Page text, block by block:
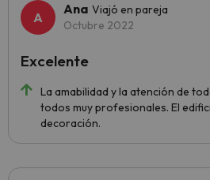
Ana Viajó en pareja
Octubre 2022
La amabilidad y la atención de
todos muy profesionales. El
decoración.
Excelente